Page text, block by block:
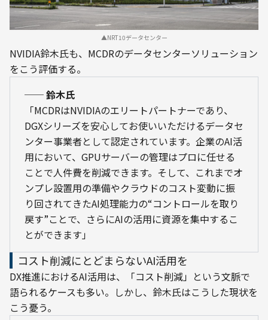
▲NRT10データセンター
NVIDIA鈴木氏も、MCDRのデータセンターソリューション
をこう評価する。
── 鈴木氏
「MCDRはNVIDIAのエリートパートナーであり、
DGXシリーズを安心してお使いいただけるデータセ
ンター事業者として認定されています。企業のAI活
用において、GPUサーバーの管理はプロに任せる
ことで人件費を削減できます。そして、これまでオ
ンプレ設置用の準備やクラウドのコスト変動に振
り回されてきたAI処理能力の“コントロールを取り
戻す”ことで、さらにAIの活用に資源を集中するこ
とができます」
コスト削減にとどまらないAI活用を
DX推進におけるAI活用は、「コスト削減」という文脈で
語られるケースも多い。しかし、鈴木氏はこうした現状を
こう憂う。